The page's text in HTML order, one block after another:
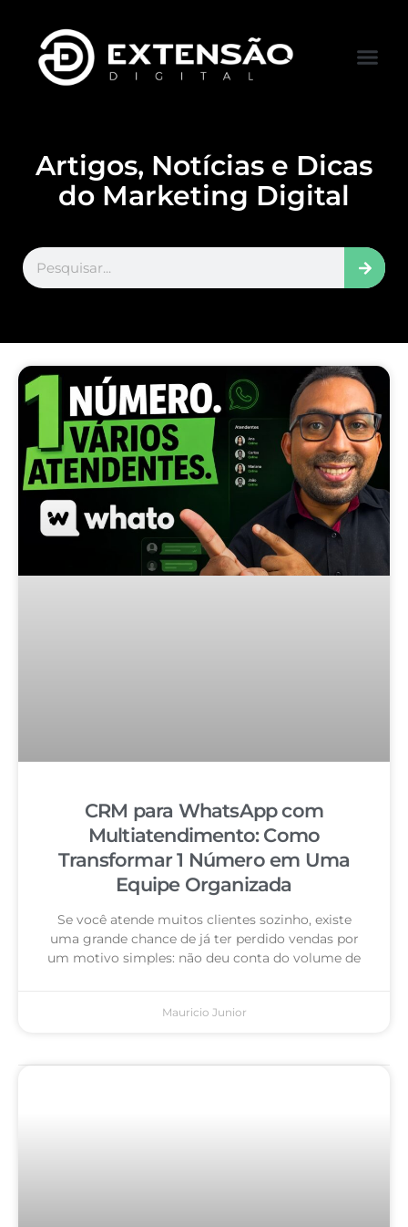
Artigos, Notícias e Dicas
do Marketing Digital
CRM para WhatsApp com
Multiatendimento: Como
Transformar 1 Número em Uma
Equipe Organizada
Se você atende muitos clientes sozinho, existe
uma grande chance de já ter perdido vendas por
um motivo simples: não deu conta do volume de
Mauricio Junior